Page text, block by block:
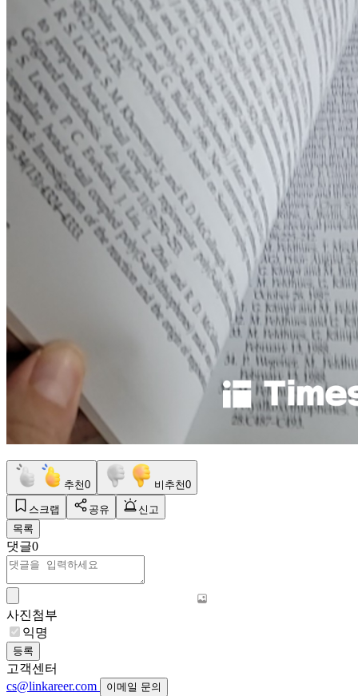
추천0 비추천0
스크랩 공유
신고
목록
댓글0
사진첨부
익명
등록
고객센터
cs@linkareer.com
이메일 문의